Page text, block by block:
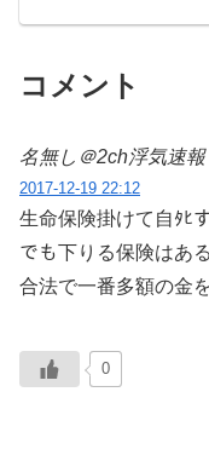
／２】
コメント
名無し＠2ch浮気速報
2017-12-19 22:12
生命保険掛けて自ﾀﾋ
でも下りる保険はあ
合法で一番多額の金
0